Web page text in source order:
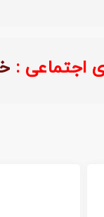
اجتماعی :